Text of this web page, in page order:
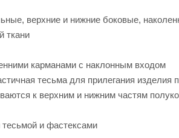
верхние и нижние боковые,
ткани
карманами с наклонным входом
тесьма для прилегания изделия
к верхним и нижним частям
и фастексами